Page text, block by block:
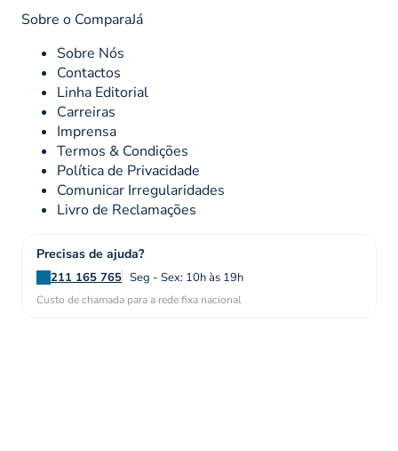
Sobre o ComparaJá
Sobre Nós
Contactos
Linha Editorial
Carreiras
Imprensa
Termos & Condições
Política de Privacidade
Comunicar Irregularidades
Livro de Reclamações
Precisas de ajuda?
211 165 765 Seg - Sex: 10h às 19h
Custo de chamada para a rede fixa nacional